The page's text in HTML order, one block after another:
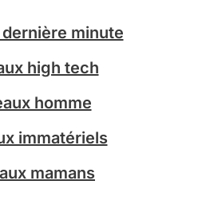
r
a
m
dernière minute
high tech
homme
immatériels
mamans